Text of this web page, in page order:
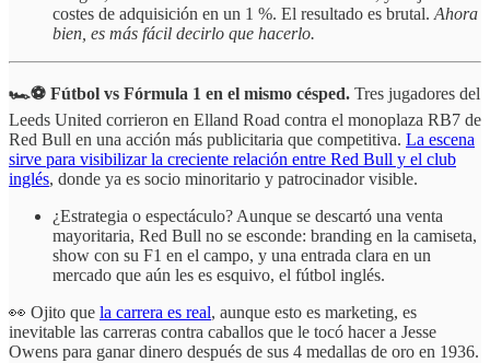
costes de adquisición en un 1 %. El resultado es brutal. Ahora
bien, es más fácil decirlo que hacerlo.
🏎️⚽ Fútbol vs Fórmula 1 en el mismo césped. Tres jugadores del
Leeds United corrieron en Elland Road contra el monoplaza RB7 de
Red Bull en una acción más publicitaria que competitiva. La escena
sirve para visibilizar la creciente relación entre Red Bull y el club
inglés, donde ya es socio minoritario y patrocinador visible.
¿Estrategia o espectáculo? Aunque se descartó una venta
mayoritaria, Red Bull no se esconde: branding en la camiseta,
show con su F1 en el campo, y una entrada clara en un
mercado que aún les es esquivo, el fútbol inglés.
👀 Ojito que la carrera es real, aunque esto es marketing, es
inevitable las carreras contra caballos que le tocó hacer a Jesse
Owens para ganar dinero después de sus 4 medallas de oro en 1936.